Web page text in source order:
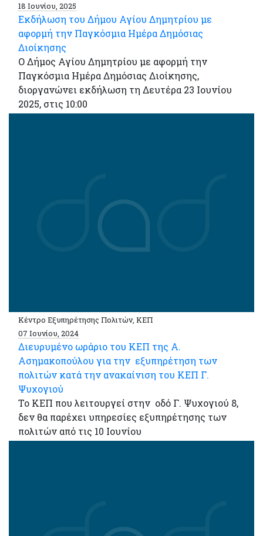
18 Ιουνίου, 2025
Εκδήλωση του Δήμου Αγίου Δημητρίου με
αφορμή την Παγκόσμια Ημέρα Δημόσιας
Διοίκησης
Ο Δήμος Αγίου Δημητρίου με αφορμή την
Παγκόσμια Ημέρα Δημόσιας Διοίκησης,
διοργανώνει εκδήλωση τη Δευτέρα 23 Ιουνίου
2025, στις 10:00
Κέντρο Εξυπηρέτησης Πολιτών, ΚΕΠ
07 Ιουνίου, 2024
Διευρυμένο ωράριο του ΚΕΠ της Α.
Ασημακοπούλου για την εξυπηρέτηση των
πολιτών κατά την ανακαίνιση του ΚΕΠ Γ.
Ψυχογιού
Το ΚΕΠ που λειτουργεί στην οδό Γ. Ψυχογιού 8,
δεν θα παρέχει υπηρεσίες εξυπηρέτησης των
πολιτών από τις 10 Ιουνίου